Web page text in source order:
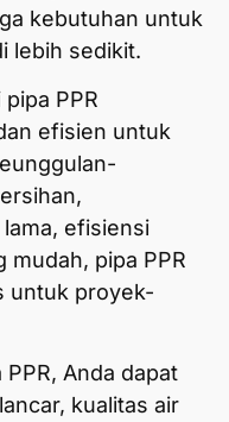
kebutuhan untuk
lebih sedikit.
PPR
efisien untuk
efisiensi
mudah, pipa PPR
untuk proyek-
Anda dapat
kualitas air